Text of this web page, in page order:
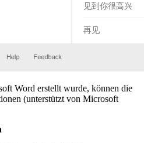
Word erstellt wurde, können die
(unterstützt von Microsoft